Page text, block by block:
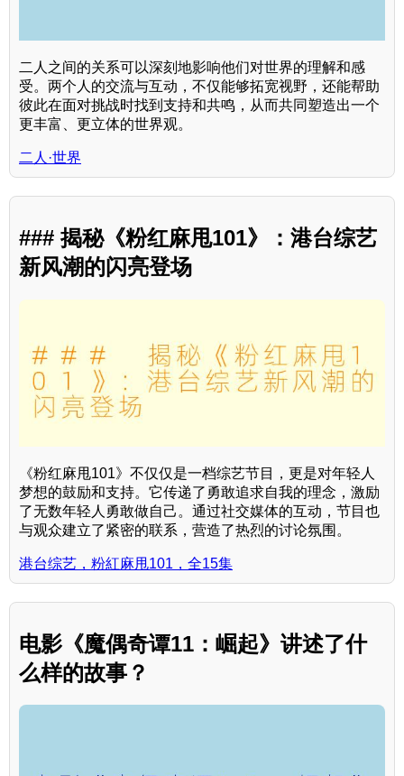
二人之间的关系可以深刻地影响他们对世界的理解和感
受。两个人的交流与互动，不仅能够拓宽视野，还能帮助
彼此在面对挑战时找到支持和共鸣，从而共同塑造出一个
更丰富、更立体的世界观。
二人·世界
### 揭秘《粉红麻甩101》：港台综艺
新风潮的闪亮登场
《粉红麻甩101》不仅仅是一档综艺节目，更是对年轻人
梦想的鼓励和支持。它传递了勇敢追求自我的理念，激励
了无数年轻人勇敢做自己。通过社交媒体的互动，节目也
与观众建立了紧密的联系，营造了热烈的讨论氛围。
港台综艺，粉紅麻甩101，全15集
电影《魔偶奇谭11：崛起》讲述了什
么样的故事？